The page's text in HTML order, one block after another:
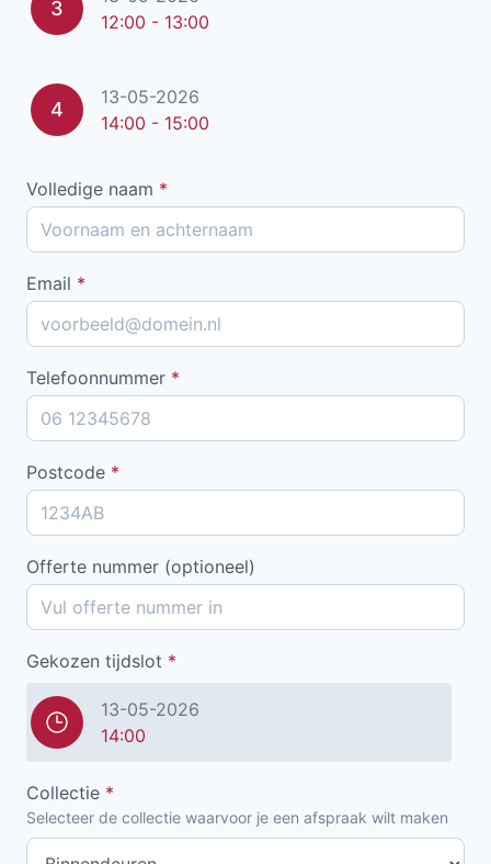
3
12:00 - 13:00
4
13-05-2026
14:00 - 15:00
Volledige naam *
Email *
Telefoonnummer *
Postcode *
Offerte nummer (optioneel)
Gekozen tijdslot *
13-05-2026
14:00
Collectie *
Selecteer de collectie waarvoor je een afspraak wilt maken